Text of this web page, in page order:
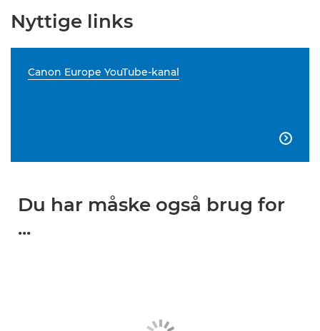
Nyttige links
Canon Europe YouTube-kanal

Du har måske også brug for
...